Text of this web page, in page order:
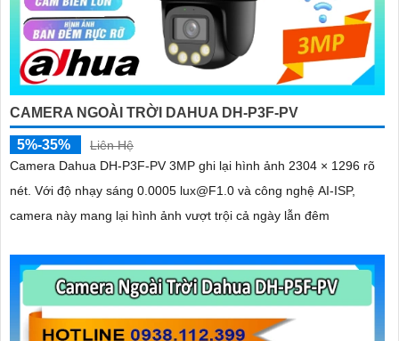
CAMERA NGOÀI TRỜI DAHUA DH-P3F-PV
5%-35%
Liên Hệ
Camera Dahua DH-P3F-PV 3MP ghi lại hình ảnh 2304 × 1296 rõ
nét. Với độ nhạy sáng 0.0005 lux@F1.0 và công nghệ AI-ISP,
camera này mang lại hình ảnh vượt trội cả ngày lẫn đêm